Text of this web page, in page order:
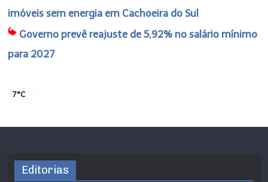
imóveis sem energia em Cachoeira do Sul
Governo prevê reajuste de 5,92% no salário mínimo
para 2027
7°C
Editorias